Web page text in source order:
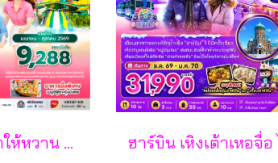
ซุปตาร์... เติมรักให้หวาน กลางเกาะฟูก๊วก 3 วัน 2 คืน - VZ